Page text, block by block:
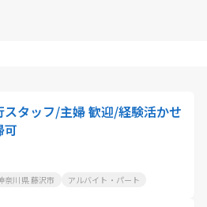
タッフ/主婦 歓迎/経験活かせ
可
奈川県 藤沢市 アルバイト・パート